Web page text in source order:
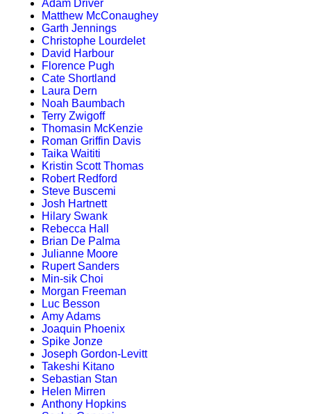
Adam Driver
Matthew McConaughey
Garth Jennings
Christophe Lourdelet
David Harbour
Florence Pugh
Cate Shortland
Laura Dern
Noah Baumbach
Terry Zwigoff
Thomasin McKenzie
Roman Griffin Davis
Taika Waititi
Kristin Scott Thomas
Robert Redford
Steve Buscemi
Josh Hartnett
Hilary Swank
Rebecca Hall
Brian De Palma
Julianne Moore
Rupert Sanders
Min-sik Choi
Morgan Freeman
Luc Besson
Amy Adams
Joaquin Phoenix
Spike Jonze
Joseph Gordon-Levitt
Takeshi Kitano
Sebastian Stan
Helen Mirren
Anthony Hopkins